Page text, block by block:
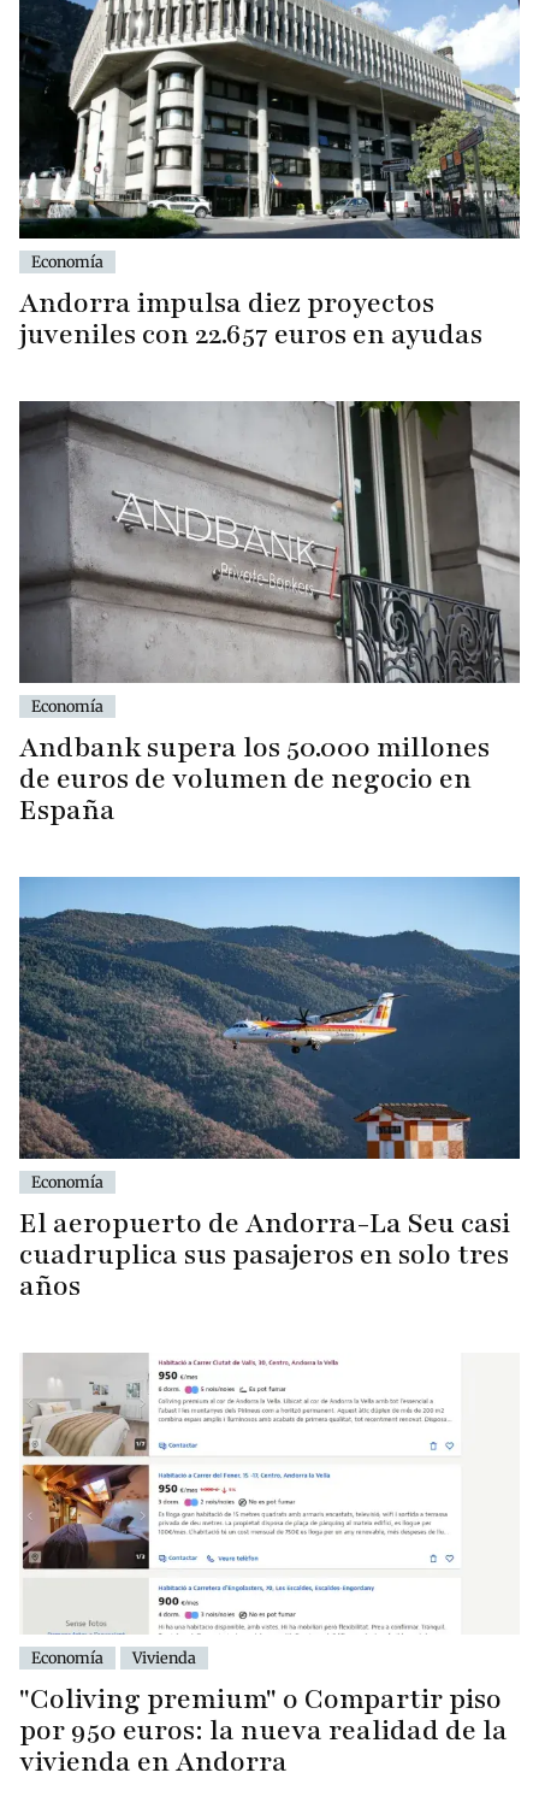
Economía
Andorra impulsa diez proyectos
juveniles con 22.657 euros en ayudas
Economía
Andbank supera los 50.000 millones
de euros de volumen de negocio en
España
Economía
El aeropuerto de Andorra-La Seu casi
cuadruplica sus pasajeros en solo tres
años
Economía Vivienda
"Coliving premium" o Compartir piso
por 950 euros: la nueva realidad de la
vivienda en Andorra